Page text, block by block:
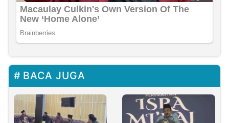
BACA JUGA